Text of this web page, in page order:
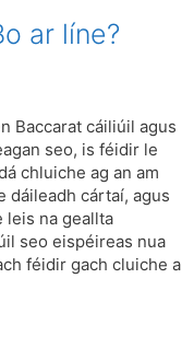
ar líne?
Baccarat cáiliúil agus
seo, is féidir le
chluiche ag an am
dáileadh cártaí, agus
leis na geallta
seo eispéireas nua
féidir gach cluiche a